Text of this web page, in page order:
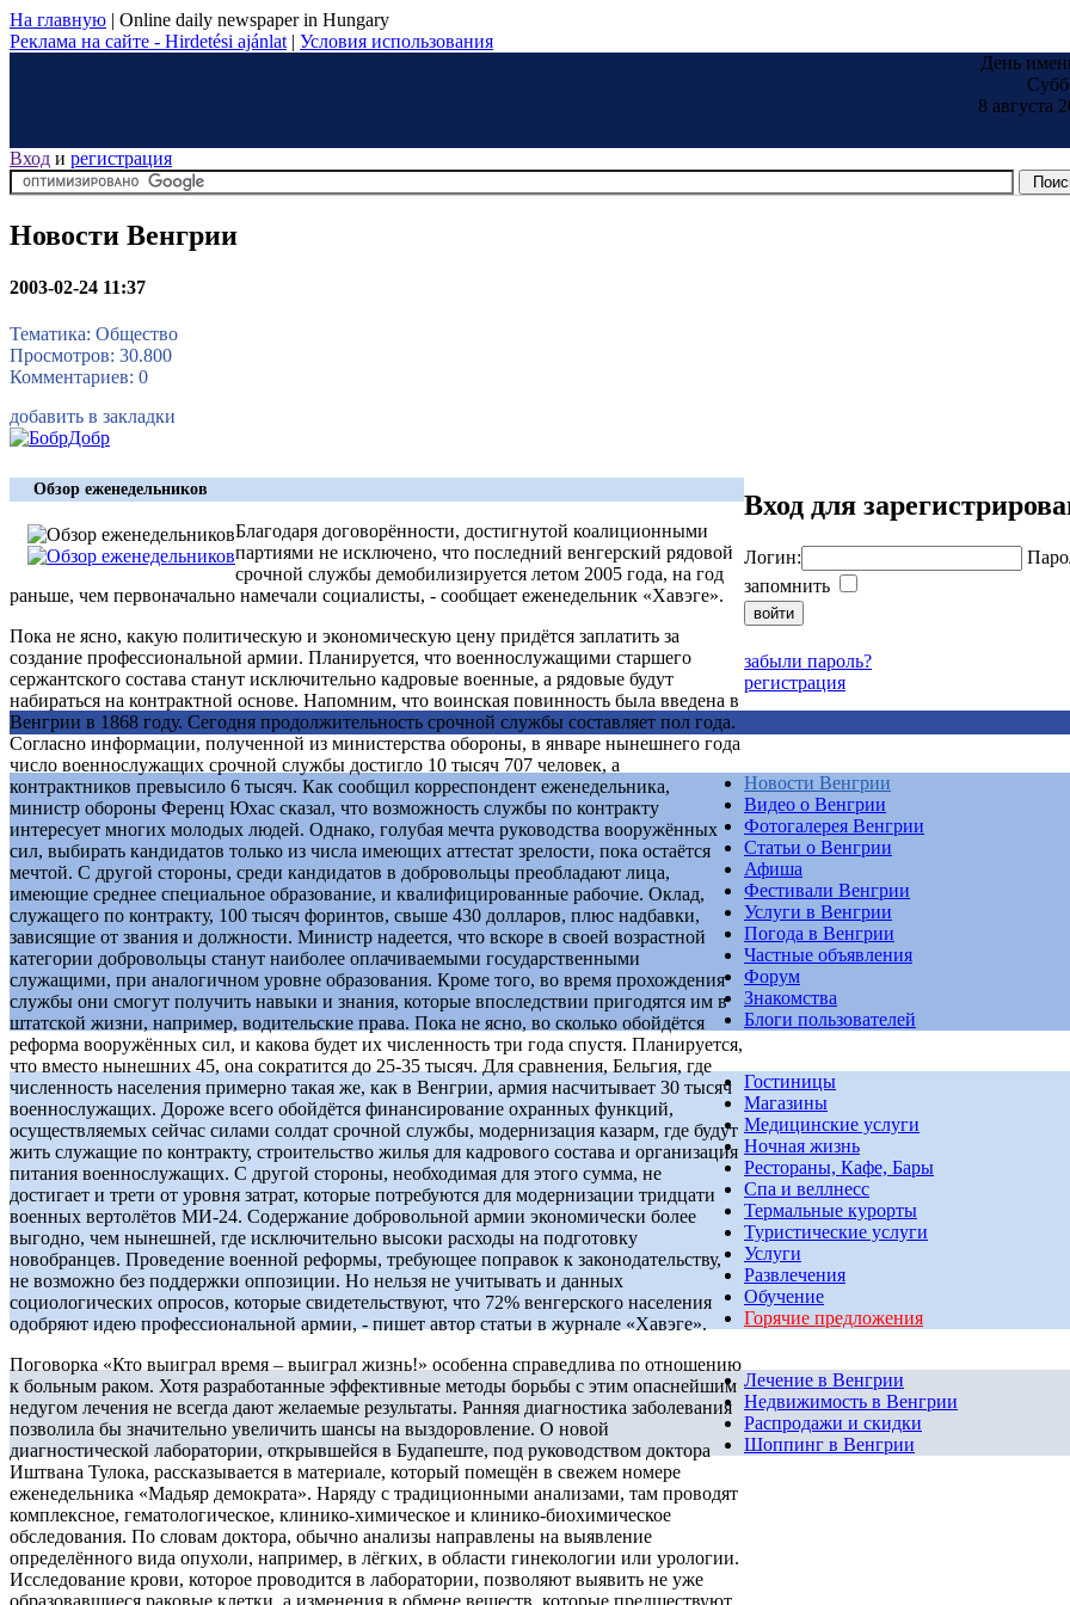
На главную | Online daily newspaper in Hungary
Реклама на сайте - Hirdetési ajánlat | Условия использования
День
8 августа
Вход и регистрация
Новости Венгрии
2003-02-24 11:37
Тематика: Общество
Просмотров: 30.800
Комментариев: 0
добавить в закладки
Обзор еженедельников
Благодаря договорённости, достигнутой коалиционными
партиями не исключено, что последний венгерский рядовой
срочной службы демобилизируется летом 2005 года, на год
раньше, чем первоначально намечали социалисты, - сообщает еженедельник «Хавэге».
Пока не ясно, какую политическую и экономическую цену придётся заплатить за
создание профессиональной армии. Планируется, что военнослужащими старшего
сержантского состава станут исключительно кадровые военные, а рядовые будут
набираться на контрактной основе. Напомним, что воинская повинность была введена в
Венгрии в 1868 году. Сегодня продолжительность срочной службы составляет пол года.
Согласно информации, полученной из министерства обороны, в январе нынешнего года
число военнослужащих срочной службы достигло 10 тысяч 707 человек, а
контрактников превысило 6 тысяч. Как сообщил корреспондент еженедельника,
министр обороны Ференц Юхас сказал, что возможность службы по контракту
интересует многих молодых людей. Однако, голубая мечта руководства вооружённых
сил, выбирать кандидатов только из числа имеющих аттестат зрелости, пока остаётся
мечтой. С другой стороны, среди кандидатов в добровольцы преобладают лица,
имеющие среднее специальное образование, и квалифицированные рабочие. Оклад,
служащего по контракту, 100 тысяч форинтов, свыше 430 долларов, плюс надбавки,
зависящие от звания и должности. Министр надеется, что вскоре в своей возрастной
категории добровольцы станут наиболее оплачиваемыми государственными
служащими, при аналогичном уровне образования. Кроме того, во время прохождения
службы они смогут получить навыки и знания, которые впоследствии пригодятся им в
штатской жизни, например, водительские права. Пока не ясно, во сколько обойдётся
реформа вооружённых сил, и какова будет их численность три года спустя. Планируется,
что вместо нынешних 45, она сократится до 25-35 тысяч. Для сравнения, Бельгия, где
численность населения примерно такая же, как в Венгрии, армия насчитывает 30 тысяч
военнослужащих. Дороже всего обойдётся финансирование охранных функций,
осуществляемых сейчас силами солдат срочной службы, модернизация казарм, где будут
жить служащие по контракту, строительство жилья для кадрового состава и организация
питания военнослужащих. С другой стороны, необходимая для этого сумма, не
достигает и трети от уровня затрат, которые потребуются для модернизации тридцати
военных вертолётов МИ-24. Содержание добровольной армии экономически более
выгодно, чем нынешней, где исключительно высоки расходы на подготовку
новобранцев. Проведение военной реформы, требующее поправок к законодательству,
не возможно без поддержки оппозиции. Но нельзя не учитывать и данных
социологических опросов, которые свидетельствуют, что 72% венгерского населения
одобряют идею профессиональной армии, - пишет автор статьи в журнале «Хавэге».
Поговорка «Кто выиграл время – выиграл жизнь!» особенна справедлива по отношению
к больным раком. Хотя разработанные эффективные методы борьбы с этим опаснейшим
недугом лечения не всегда дают желаемые результаты. Ранняя диагностика заболевания
позволила бы значительно увеличить шансы на выздоровление. О новой
диагностической лаборатории, открывшейся в Будапеште, под руководством доктора
Иштвана Тулока, рассказывается в материале, который помещён в свежем номере
еженедельника «Мадьяр демократа». Наряду с традиционными анализами, там проводят
комплексное, гематологическое, клинико-химическое и клинико-биохимическое
обследования. По словам доктора, обычно анализы направлены на выявление
определённого вида опухоли, например, в лёгких, в области гинекологии или урологии.
Исследование крови, которое проводится в лаборатории, позволяют выявить не уже
образовавшиеся раковые клетки, а изменения в обмене веществ, которые предшествуют
Вход для
Логин:
запомнить
забыли пароль?
регистрация
Новости Венгрии
Видео о Венгрии
Фотогалерея Венгрии
Статьи о Венгрии
Афиша
Фестивали Венгрии
Услуги в Венгрии
Погода в Венгрии
Частные объявления
Форум
Знакомства
Блоги пользователей
Гостиницы
Магазины
Медицинские услуги
Ночная жизнь
Рестораны, Кафе, Бары
Спа и веллнесс
Термальные курорты
Туристические услуги
Услуги
Развлечения
Обучение
Горячие предложения
Лечение в Венгрии
Недвижимость в Венгрии
Распродажи и скидки
Шоппинг в Венгрии